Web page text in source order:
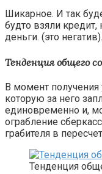
Шикарное. И так
будто взяли
деньги. (это негатив).
Тенденция общего
В момент
которую за него
единовременно и,
ограбление
грабителя в
Тенденция